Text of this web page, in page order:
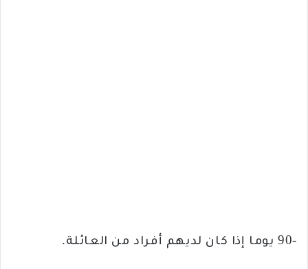
-90 يوما إذا كان لديهم أفراد من العائلة.